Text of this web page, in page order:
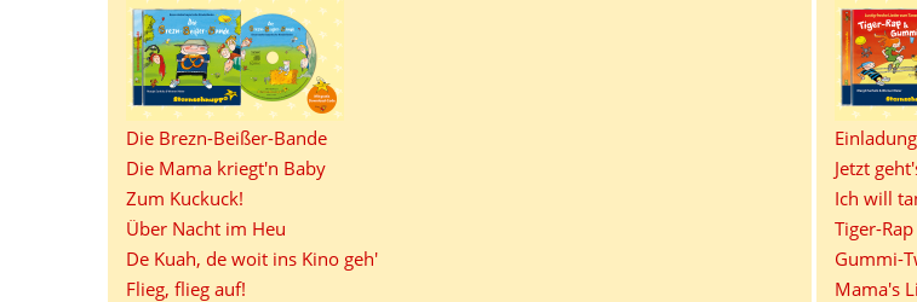
Die Brezn-Beißer-Bande
Die Mama kriegt'n Baby
Zum Kuckuck!
Über Nacht im Heu
De Kuah, de woit ins Kino geh'
Flieg, flieg auf!
Jetzt
Ich will
Tiger-Rap
Gummi-
Mama's